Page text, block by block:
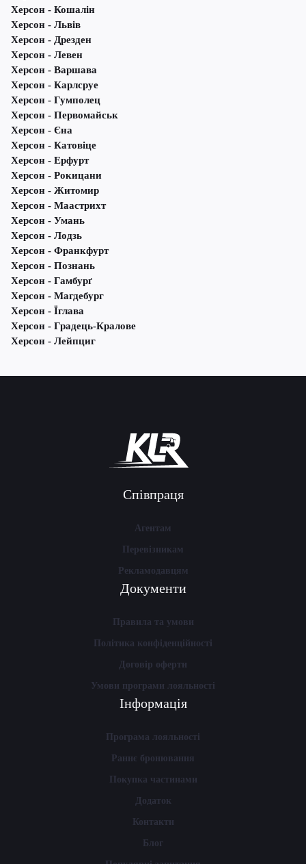
Херсон - Кошалін
Херсон - Львів
Херсон - Дрезден
Херсон - Левен
Херсон - Варшава
Херсон - Карлсруе
Херсон - Гумполец
Херсон - Первомайськ
Херсон - Єна
Херсон - Катовіце
Херсон - Ерфурт
Херсон - Рокицани
Херсон - Житомир
Херсон - Маастрихт
Херсон - Умань
Херсон - Лодзь
Херсон - Франкфурт
Херсон - Познань
Херсон - Гамбурґ
Херсон - Магдебург
Херсон - Їглава
Херсон - Градець-Кралове
Херсон - Лейпциг
Співпраця
Агентам
Перевізникам
Рекламодавцям
Документи
Правила та умови
Політика конфіденційності
Договір оферти
Умови програми лояльності
Інформація
Програма лояльності
Раннє бронювання
Покупка частинами
Додаток
Контакти
Блог